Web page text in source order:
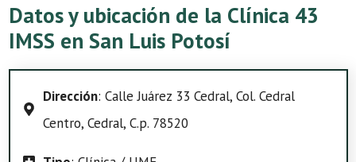
Datos y ubicación de la Clínica 43
IMSS en San Luis Potosí
Dirección: Calle Juárez 33 Cedral, Col. Cedral
Centro, Cedral, C.p. 78520